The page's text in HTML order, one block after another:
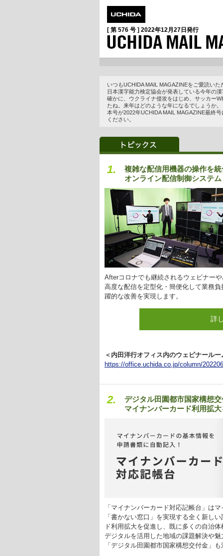
[ 第 576 号 ] 2022年12月27日 発行
いつもUCHIDA MAIL MAGAZINEをご愛読い
日本漢字能力検定協会が発表している今年の
確かに、ウクライナ侵攻をはじめ、サッカー
たね。来年はどのような年になるでしょうか。
本号が2022年UCHIDA MAIL MAGAZINE最終
ください。
1.
複雑な配信用機器の操作を
オンライン配信制御システ
Afterコロナでも継続されるウェビナー
高度な配信を定型化・簡便化して業務
躍的な改善を実現します。
詳
＜内田洋行オフィス内のウェビナール
https://office.uchida.co.jp/column/
2.
デジタル田園都市国家構想
マイナンバーカード利用拡
「マイナンバーカード対応記帳台」は
「書かない窓口」を実現する全く新し
ド利用拡大を促進し、既に多くの自治
デジタルを活用した地域の課題解決や
「デジタル田園都市国家構想交付金」